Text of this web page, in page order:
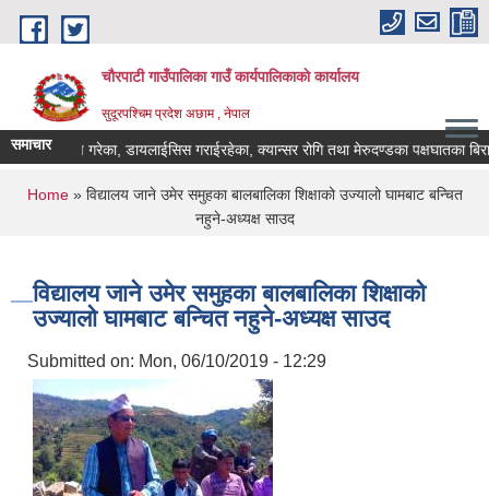
Skip to main content
चौरपाटी गाउँपालिका गाउँ कार्यपालिकाकाे कार्यालय
सुदूरपश्चिम प्रदेश अछाम , नेपाल
समाचार गरेका, डायलाईसिस गराईरहेका, क्यान्सर रोगि तथा मेरुदण्डका पक्षघातका
You are here
Home» विद्यालय जाने उमेर समुहका बालबालिका शिक्षाको उज्यालो घामबाट बन्चित
नहुने-अध्यक्ष साउद
विद्यालय जाने उमेर समुहका बालबालिका शिक्षाको
उज्यालो घामबाट बन्चित नहुने-अध्यक्ष साउद
Submitted on: Mon, 06/10/2019 - 12:29